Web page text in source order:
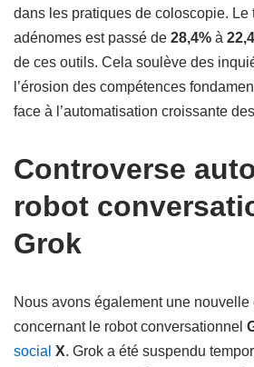
dans les pratiques de coloscopie. Le
adénomes est passé de 28,4% à
de ces outils. Cela soulève des
l’érosion des compétences
face à l’automatisation croissante
Controverse
robot
Grok
Nous avons également une nouvelle
concernant le robot conversationnel
social X. Grok a été suspendu